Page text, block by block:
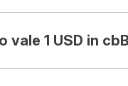
vale 1 USD in